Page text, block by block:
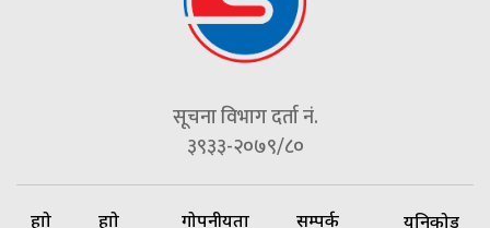
सूचना विभाग दर्ता नं.
३९३३-२०७९/८०
हाम्रो
हाम्रो
गोपनीयता
सम्पर्क
यूनिकोड